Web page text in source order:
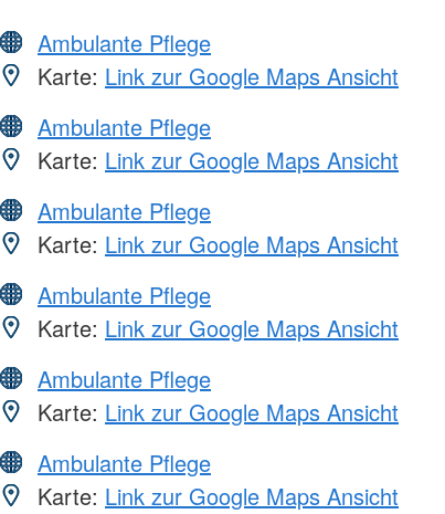
Ambulante Pflege
Karte: Link zur Google Maps Ansicht
Ambulante Pflege
Karte: Link zur Google Maps Ansicht
Ambulante Pflege
Karte: Link zur Google Maps Ansicht
Ambulante Pflege
Karte: Link zur Google Maps Ansicht
Ambulante Pflege
Karte: Link zur Google Maps Ansicht
Ambulante Pflege
Karte: Link zur Google Maps Ansicht